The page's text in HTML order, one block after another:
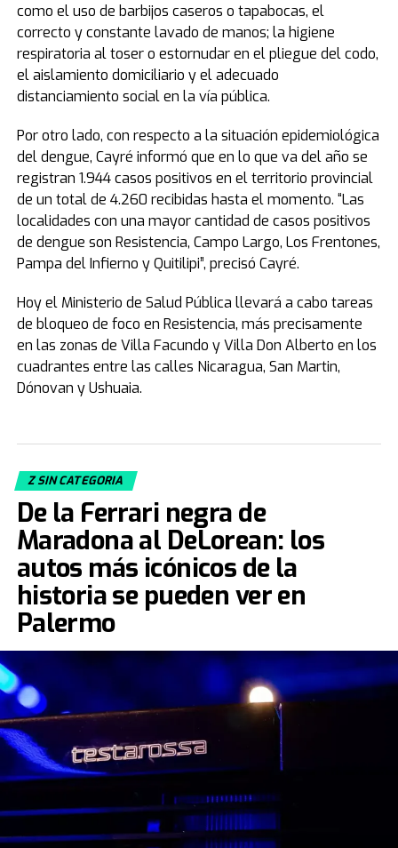
como el uso de barbijos caseros o tapabocas, el
correcto y constante lavado de manos; la higiene
respiratoria al toser o estornudar en el pliegue del codo,
el aislamiento domiciliario y el adecuado
distanciamiento social en la vía pública.
Por otro lado, con respecto a la situación epidemiológica
del dengue, Cayré informó que en lo que va del año se
registran 1.944 casos positivos en el territorio provincial
de un total de 4.260 recibidas hasta el momento. “Las
localidades con una mayor cantidad de casos positivos
de dengue son Resistencia, Campo Largo, Los Frentones,
Pampa del Infierno y Quitilipi”, precisó Cayré.
Hoy el Ministerio de Salud Pública llevará a cabo tareas
de bloqueo de foco en Resistencia, más precisamente
en las zonas de Villa Facundo y Villa Don Alberto en los
cuadrantes entre las calles Nicaragua, San Martin,
Dónovan y Ushuaia.
Z SIN CATEGORIA
De la Ferrari negra de
Maradona al DeLorean: los
autos más icónicos de la
historia se pueden ver en
Palermo